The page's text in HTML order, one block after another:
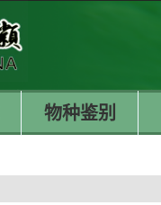
物种鉴别